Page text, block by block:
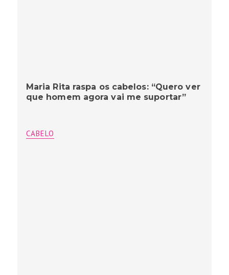
Maria Rita raspa os cabelos: “Quero ver
que homem agora vai me suportar”
CABELO